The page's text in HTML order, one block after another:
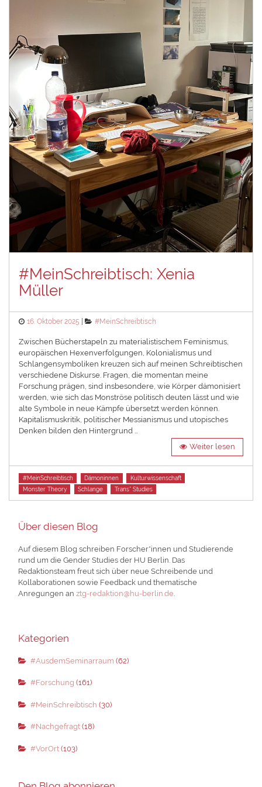
#MeinSchreibtisch: Xenia
Müller
Posted
16. Oktober 2025 Categories
#MeinSchreibtisch
Zwischen Bücherstapeln zu materialistischem Feminismus,
europäischen Hexenverfolgungen, Kolonialismus und
Schlangensymboliken kreuzen sich auf meinen Schreibtischen
verschiedene Diskurse. Fragen, die momentan meine
Forschung prägen, sind insbesondere, wie Körper dämonisiert
werden, wie sich das Monströse politisch deuten lässt und wie
alte Symbole in neue Kämpfe übersetzt werden können.
Kapitalismuskritik, politischer Messianismus und utopisches
Denken bilden den Hintergrund …
Weiter lesen
Tags
#MeinSchreibtisch Dämoninnen
Kulturwissenschaft
Monster Theory
Schlange Trans* Studies
Über diesen Blog
Auf diesem Blog schreiben Forscher*innen und Studierende
rund um die Gender Studies der HU Berlin. Das
Redaktionsteam freut sich über neue Schreibende und
Kollaborationen sowie Feedback und thematische
Anregungen anztg-redaktion@hu-berlin.de
Kategorien
#AusdemSeminarraum (62)
#Forschung (161)
#MeinSchreibtisch (30)
#Nachgefragt(18)
#VorOrt(103)